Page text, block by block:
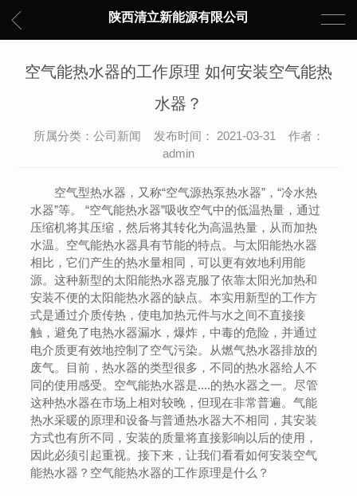
陕西清立新能源有限公司
空气能热水器的工作原理 如何安装空气能热
水器？
所属分类：公司新闻 发布时间： 2021-03-31 作者：
admin
空气型热水器，又称“空气源热泵热水器”，“冷水热
水器”等。 “空气能热水器”吸收空气中的低温热量，通过
压缩机将其压缩，然后将其转化为高温热量，从而加热
水温。空气能热水器具有节能的特点。与太阳能热水器
相比，它们产生的热水量相同，可以更有效地利用能
源。这种新型的太阳能热水器克服了依靠太阳光加热和
安装不便的太阳能热水器的缺点。本实用新型的工作方
式是通过介质传热，使电加热元件与水之间不直接接
触，避免了电热水器漏水，爆炸，中毒的危险，并通过
电介质更有效地控制了空气污染。从燃气热水器排放的
废气。目前，热水器的类型很多，不同的热水器给人不
同的使用感受。空气能热水器是....的热水器之一。尽管
这种热水器在市场上相对较晚，但现在非常普遍。气能
热水采暖的原理和设备与普通热水器大不相同，其安装
方式也有所不同，安装的质量将直接影响以后的使用，
因此必须引起重视。接下来，让我们看看如何安装空气
能热水器？空气能热水器的工作原理是什么？